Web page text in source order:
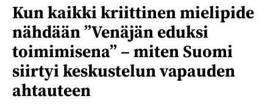
Kun kaikki kriittinen mielipide
nähdään ”Venäjän eduksi
toimimisena” – miten Suomi
siirtyi keskustelun vapauden
ahtauteen